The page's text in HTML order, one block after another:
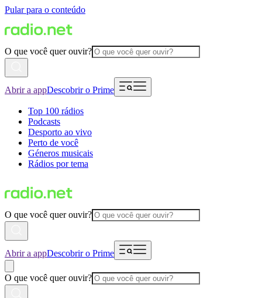
Pular para o conteúdo
O que você quer ouvir?
Abrir a appDescobrir o Prime
Top 100 rádios
Podcasts
Desporto ao vivo
Perto de você
Géneros musicais
Rádios por tema
O que você quer ouvir?
Abrir a appDescobrir o Prime
O que você quer ouvir?